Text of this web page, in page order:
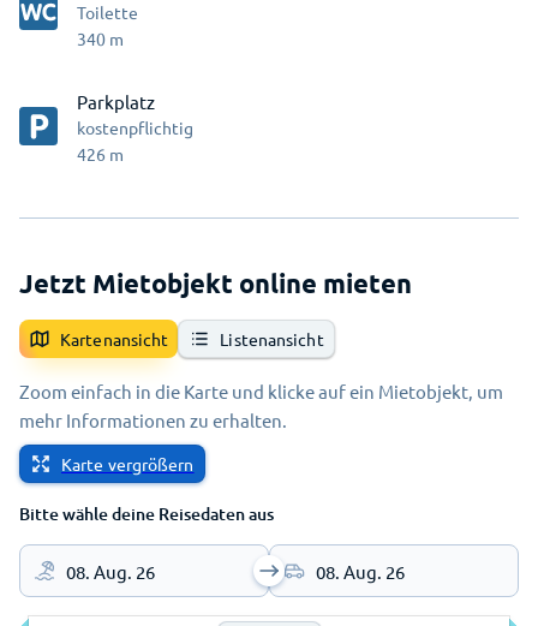
Toilette
340 m
Parkplatz
kostenpflichtig
426 m
Jetzt Mietobjekt online mieten
Kartenansicht Listenansicht
Zoom einfach in die Karte und klicke auf ein Mietobjekt, um
mehr Informationen zu erhalten.
Karte vergrößern
Bitte wähle deine Reisedaten aus
08. Aug. 26 08. Aug. 26